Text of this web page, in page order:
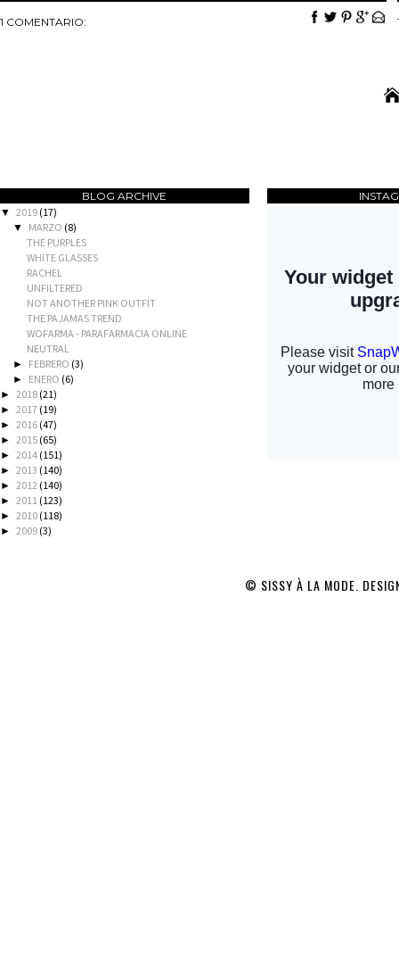
1 COMENTARIO:
BLOG ARCHIVE
▼ 2019 (17)
▼ MARZO (8)
THE PURPLES
WHITE GLASSES
RACHEL
UNFILTERED
NOT ANOTHER PINK OUTFIT
THE PAJAMAS TREND
WOFARMA - PARAFARMACIA ONLINE
NEUTRAL
► FEBRERO (3)
► ENERO (6)
► 2018 (21)
► 2017 (19)
► 2016 (47)
► 2015 (65)
► 2014 (151)
► 2013 (140)
► 2012 (140)
► 2011 (123)
► 2010 (118)
► 2009 (3)
© SISSY À LA MODE.